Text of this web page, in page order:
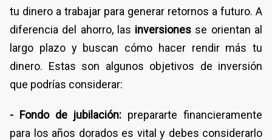
tu dinero a trabajar para generar retornos a futuro. A
diferencia del ahorro, las inversiones se orientan al
largo plazo y buscan cómo hacer rendir más tu
dinero. Estas son algunos objetivos de inversión
que podrías considerar:
- Fondo de jubilación: prepararte financieramente
para los años dorados es vital y debes considerarlo